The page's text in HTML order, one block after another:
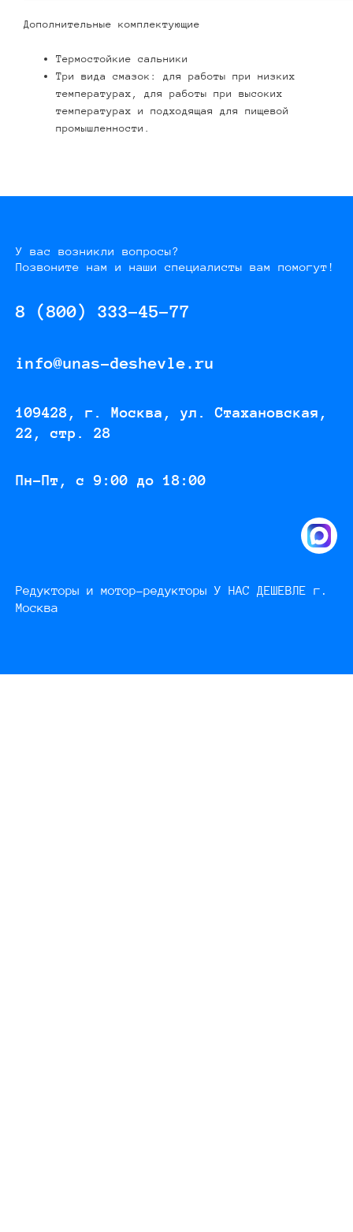
Дополнительные комплектующие
Термостойкие сальники
Три вида смазок: для работы при низких
температурах, для работы при высоких
температурах и подходящая для пищевой
промышленности.
У вас возникли вопросы?
Позвоните нам и наши специалисты вам помогут!
8 (800) 333-45-77
info@unas-deshevle.ru
109428, г. Москва, ул. Стахановская,
22, стр. 28
Пн-Пт, с 9:00 до 18:00
Редукторы и мотор-редукторы У НАС ДЕШЕВЛЕ г.
Москва